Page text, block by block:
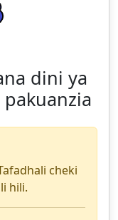
dini ya
cheki
hili.